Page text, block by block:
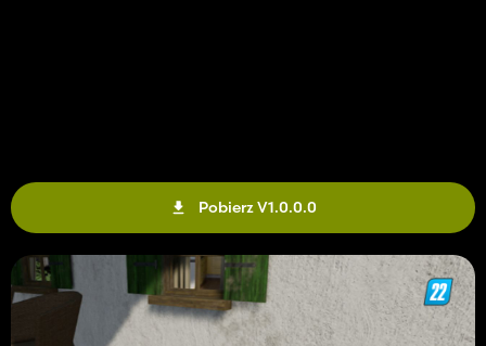
Pobierz V1.0.0.0